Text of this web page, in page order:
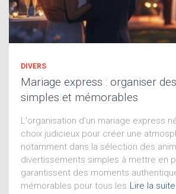
DIVERS
Mariage express : organiser
simples et mémorables
L'organisation d'un mariage express
choix judicieux pour créer une
notamment dans la sélection des
divertissements simples à mettre en
garantissent des moments
mémorables pour tous les Lire la suite